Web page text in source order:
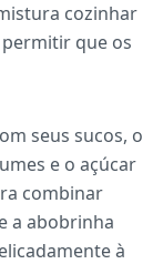
cozinhar
que os
seus sucos, o
e o açúcar
combinar
a abobrinha
à